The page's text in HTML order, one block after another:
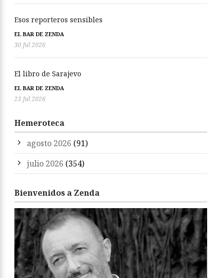
Esos reporteros sensibles
EL BAR DE ZENDA
30 Jul 2026
El libro de Sarajevo
EL BAR DE ZENDA
23 Jul 2026
Hemeroteca
agosto 2026 (91)
julio 2026 (354)
Bienvenidos a Zenda